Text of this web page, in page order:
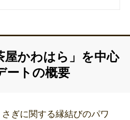
屋かわはら」を中心
ートの概要
ぎに関する縁結びのパワ